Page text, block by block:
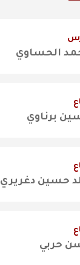
الحساوي
برناوي
حسين دغريري
حربي